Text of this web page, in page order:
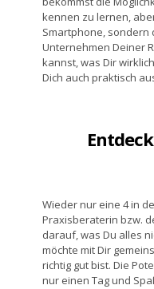
kennen zu lernen,
Smartphone, sondern
Unternehmen Deiner
kannst, was Dir
Dich auch praktisch
Wieder nur eine 4 in
Praxisberaterin bzw.
darauf, was Du alles
möchte mit Dir
richtig gut bist. Die
nur einen Tag und